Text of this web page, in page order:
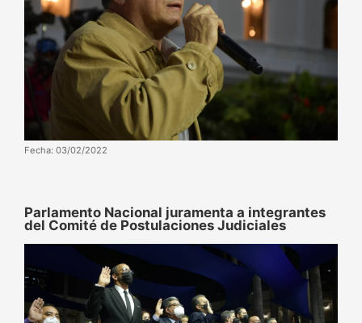
Fecha: 03/02/2022
Parlamento Nacional juramenta a integrantes
del Comité de Postulaciones Judiciales